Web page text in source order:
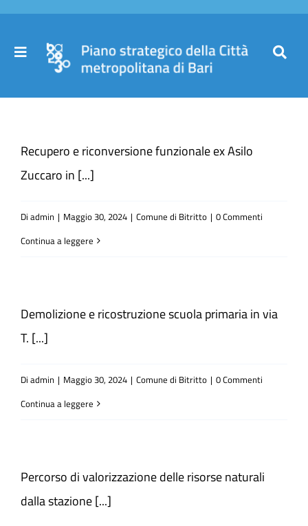
Salta
contenuto
Toggle
Il Piano
Atti e Docunenti
Recupero e riconversione funzionale ex Asilo
Zuccaro in [...]
Di admin | Maggio 30, 2024 | Comune di Bitritto | 0 Commenti
Continua a leggere
Demolizione e ricostruzione scuola primaria in via
T. [...]
Di admin | Maggio 30, 2024 | Comune di Bitritto | 0 Commenti
Continua a leggere
Percorso di valorizzazione delle risorse naturali
dalla stazione [...]